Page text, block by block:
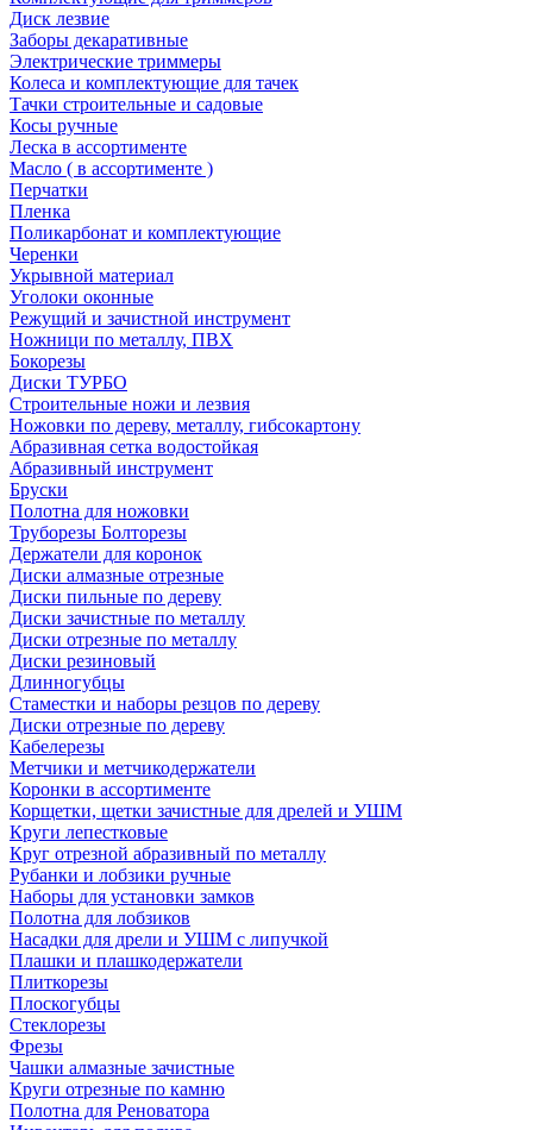
Диск лезвие
Заборы декаративные
Электрические триммеры
Колеса и комплектующие для тачек
Тачки строительные и садовые
Косы ручные
Леска в ассортименте
Масло ( в ассортименте )
Перчатки
Пленка
Поликарбонат и комплектующие
Черенки
Укрывной материал
Уголоки оконные
Режущий и зачистной инструмент
Ножници по металлу, ПВХ
Бокорезы
Диски ТУРБО
Строительные ножи и лезвия
Ножовки по дереву, металлу, гибсокартону
Абразивная сетка водостойкая
Абразивный инструмент
Бруски
Полотна для ножовки
Труборезы Болторезы
Держатели для коронок
Диски алмазные отрезные
Диски пильные по дереву
Диски зачистные по металлу
Диски отрезные по металлу
Диски резиновый
Длинногубцы
Стаместки и наборы резцов по дереву
Диски отрезные по дереву
Кабелерезы
Метчики и метчикодержатели
Коронки в ассортименте
Корщетки, щетки зачистные для дрелей и УШМ
Круги лепестковые
Круг отрезной абразивный по металлу
Рубанки и лобзики ручные
Наборы для установки замков
Полотна для лобзиков
Насадки для дрели и УШМ с липучкой
Плашки и плашкодержатели
Плиткорезы
Плоскогубцы
Стеклорезы
Фрезы
Чашки алмазные зачистные
Круги отрезные по камню
Полотна для Реноватора